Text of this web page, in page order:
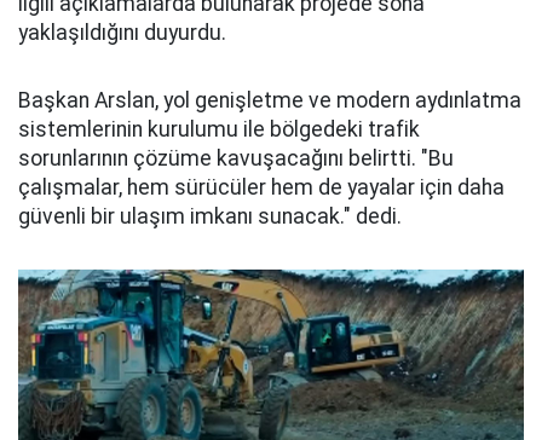
yaklaşıldığını duyurdu.
Başkan Arslan, yol genişletme ve modern aydınlatma
sistemlerinin kurulumu ile bölgedeki trafik
sorunlarının çözüme kavuşacağını belirtti. "Bu
çalışmalar, hem sürücüler hem de yayalar için daha
güvenli bir ulaşım imkanı sunacak." dedi.